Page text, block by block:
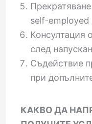
self-employed
Консултация
след
Съдействие
при
КАКВО ДА